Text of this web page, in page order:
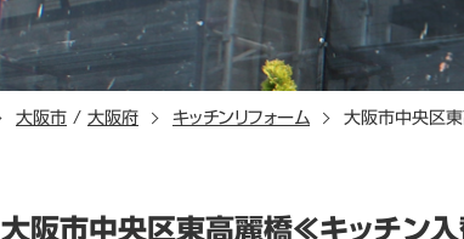
大阪市 / 大阪府 キッチンリフォーム 大阪市中央区
大阪市中央区東高麗橋≪キッチン